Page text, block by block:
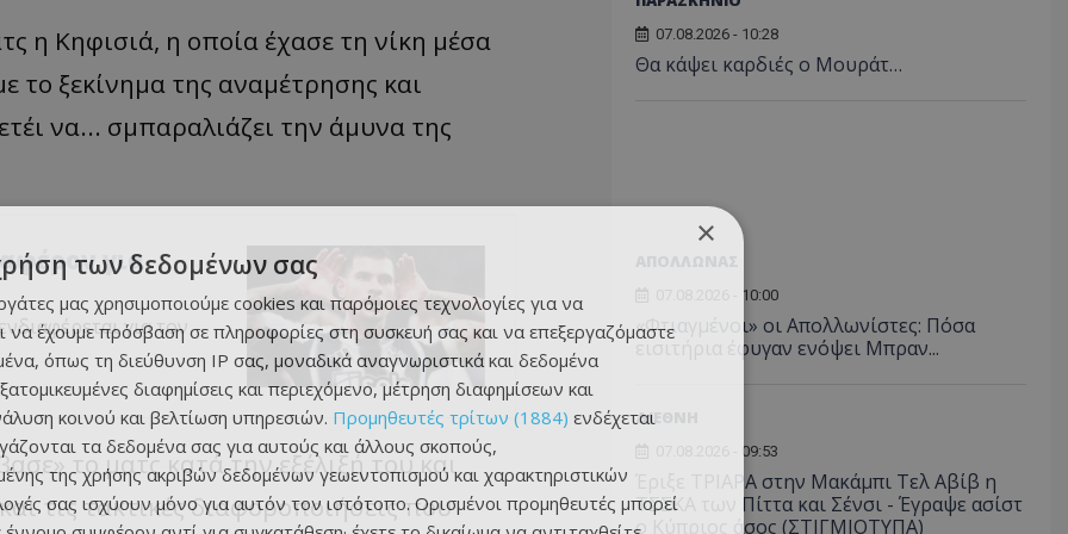
η Κηφισιά, η οποία έχασε τη νίκη μέσα
το ξεκίνημα της αναμέτρησης και
να... σμπαραλιάζει την άμυνα της
για
για τον
το ματς κατά την εξέλιξή του και
τις τακτικές διαφοροποιήσεις που
07.08.2026 - 10:28
Θα κάψει καρδιές ο Μουράτ…
07.08.2026 - 10:00
«Φτιαγμένοι» οι Απολλωνίστες: Πόσα
εισιτήρια έφυγαν ενόψει Μπραν...
ΔΙΕΘΝΗ
07.08.2026 - 09:53
Έριξε ΤΡΙΑΡΑ στην Μακάμπι Τελ Αβίβ η
ΤΣΣΚΑ των Πίττα και Σένσι - Έγραψε ασίστ
ο Κύπριος άσος (ΣΤΙΓΜΙΟΤΥΠΑ)
×
των δεδομένων σας
μας χρησιμοποιούμε cookies και παρόμοιες τεχνολογίες για να
να έχουμε πρόσβαση σε πληροφορίες στη συσκευή σας και να επεξεργαζόμαστε
όπως τη διεύθυνση IP σας, μοναδικά αναγνωριστικά και δεδομένα
διαφημίσεις και περιεχόμενο, μέτρηση διαφημίσεων και
κοινού και βελτίωση υπηρεσιών. Προμηθευτές τρίτων (1884) ενδέχεται
τα δεδομένα σας για αυτούς και άλλους σκοπούς,
της χρήσης ακριβών δεδομένων γεωεντοπισμού και χαρακτηριστικών
σας ισχύουν μόνο για αυτόν τον ιστότοπο. Ορισμένοι προμηθευτές μπορεί